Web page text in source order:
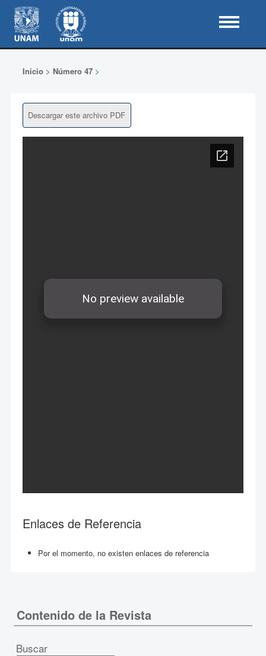
Inicio> Número 47>
Descargar este archivo PDF
Enlaces de Referencia
Por el momento, no existen enlaces de referencia
Contenido de la Revista
Buscar